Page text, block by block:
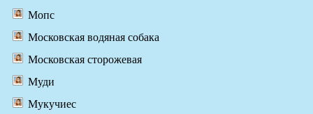
Мопс
Московская водяная собака
Московская сторожевая
Муди
Мукучиес